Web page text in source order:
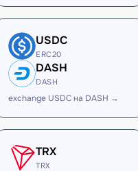
USDC
ERC20
DASH
DASH
exchange USDC на DASH →
TRX
TRX